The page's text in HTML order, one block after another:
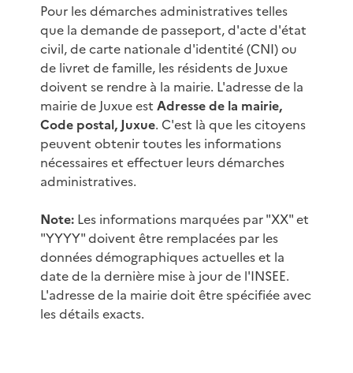
Pour les démarches administratives telles
que la demande de passeport, d'acte d'état
civil, de carte nationale d'identité (CNI) ou
de livret de famille, les résidents de Juxue
doivent se rendre à la mairie. L'adresse de la
mairie de Juxue est Adresse de la mairie,
Code postal, Juxue. C'est là que les citoyens
peuvent obtenir toutes les informations
nécessaires et effectuer leurs démarches
administratives.
Note:Les informations marquées par "XX" et
"YYYY" doivent être remplacées par les
données démographiques actuelles et la
date de la dernière mise à jour de l'INSEE.
L'adresse de la mairie doit être spécifiée avec
les détails exacts.